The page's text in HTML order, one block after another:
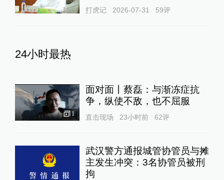
打虎记 2026-07-31 59评
24小时最热
1
面对面丨蔡磊：与渐冻症抗
争，纵使不敌，也不屈服
直击现场 23小时前 62评
武汉警方通报城管协管员与摊
主发生冲突：3名协管员被刑
拘